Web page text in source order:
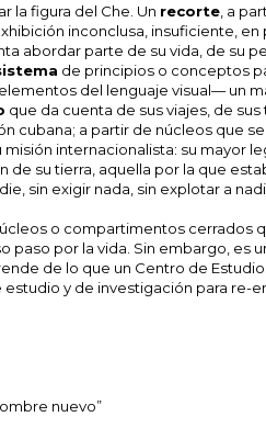
la figura del Che. Un recorte , a
inconclusa, insuficiente,
abordar parte de su vida, de su
de principios o conceptos
del lenguaje visual— un
que da cuenta de sus viajes, de
cubana; a partir de núcleos que
misión internacionalista: su mayor
de su tierra, aquella por la que
sin exigir nada, sin explotar a
o compartimentos cerrados
paso por la vida. Sin embargo, es
de lo que un Centro de
y de investigación para re-
nuevo”